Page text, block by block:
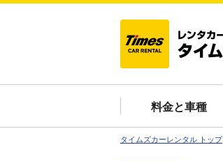
料金と車種
タイムズカーレンタル トップ